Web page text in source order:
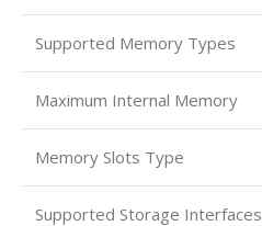
Supported Memory Types
Maximum Internal Memory
Memory Slots Type
Supported Storage Interfaces